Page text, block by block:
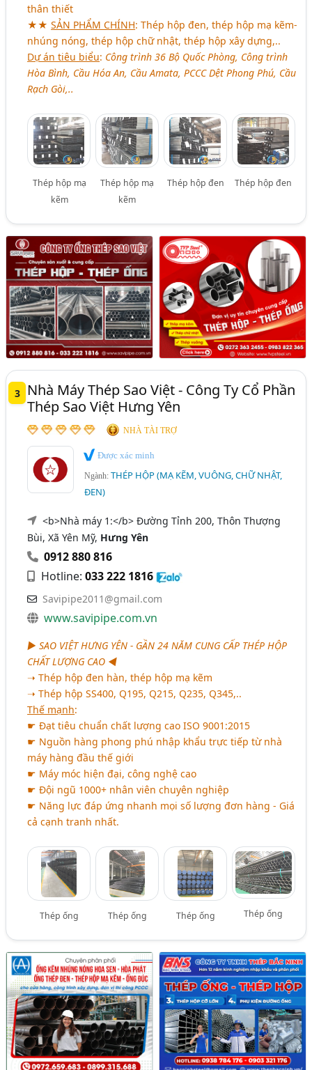
thân thiết
★★SẢN PHẨM CHÍNH: Thép hộp đen, thép hộp mạ kẽm-
nhúng nóng, thép hộp chữ nhật, thép hộp xây dựng,..
Dự án tiêu biểu: Công trình 36 Bộ Quốc Phòng, Công trình
Hòa Bình, Cầu Hóa An, Cầu Amata, PCCC Dệt Phong Phú, Cầu
Rạch Gòi,..
Thép hộp mạ
kẽm
Thép hộp mạ
kẽm
Thép hộp đen Thép hộp đen
3
Nhà Máy Thép Sao Việt - Công Ty Cổ Phần
Thép Sao Việt Hưng Yên
NHÀ TÀI TRỢ
Được xác minh
Ngành:THÉP HỘP (MẠ KẼM, VUÔNG, CHỮ NHẬT,
ĐEN)
<b>Nhà máy 1:</b> Đường Tỉnh 200, Thôn Thượng
Bùi, Xã Yên Mỹ, Hưng Yên
0912 880 816
Hotline:033 222 1816
Savipipe2011@gmail.com
www.savipipe.com.vn
► SAO VIỆT HƯNG YÊN - GẦN 24 NĂM CUNG CẤP THÉP HỘP
CHẤT LƯỢNG CAO ◄
➝ Thép hộp đen hàn, thép hộp mạ kẽm
➝ Thép hộp SS400, Q195, Q215, Q235, Q345,..
Thế mạnh:
☛ Đạt tiêu chuẩn chất lượng cao ISO 9001:2015
☛ Nguồn hàng phong phú nhập khẩu trực tiếp từ nhà
máy hàng đầu thế giới
☛ Máy móc hiện đại, công nghệ cao
☛ Đội ngũ 1000+ nhân viên chuyên nghiệp
☛ Năng lực đáp ứng nhanh mọi số lượng đơn hàng - Giá
cả cạnh tranh nhất.
Thép ống Thép ống Thép ống Thép ống